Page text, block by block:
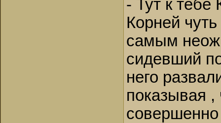
- Тут к
Корней
самым
сидевший
него
показывая ,
совершенно